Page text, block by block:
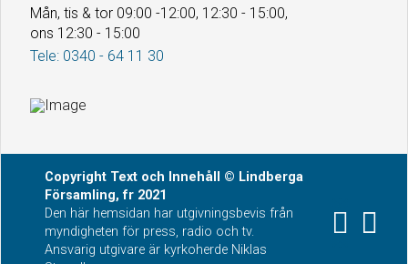
Mån, tis & tor 09:00 -12:00, 12:30 - 15:00,
ons 12:30 - 15:00
Tele: 0340 - 64 11 30
Copyright Text och Innehåll
© Lindberga
Församling, fr 2021
Den här hemsidan har utgivningsbevis från
myndigheten för press, radio och tv.
Ansvarig utgivare är kyrkoherde Niklas